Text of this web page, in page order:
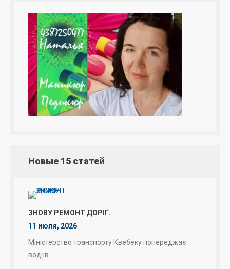
Новые 15 статей
ЗНОВУ РЕМОНТ ДОРІГ.
11 июля, 2026
Міністерство транспорту Квебеку попереджає
водіїв